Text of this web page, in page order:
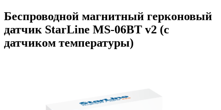
Беспроводной магнитный герконовый
датчик StarLine MS-06BT v2 (с
датчиком температуры)